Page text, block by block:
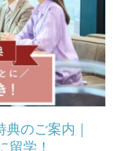
のご案内｜
留学！